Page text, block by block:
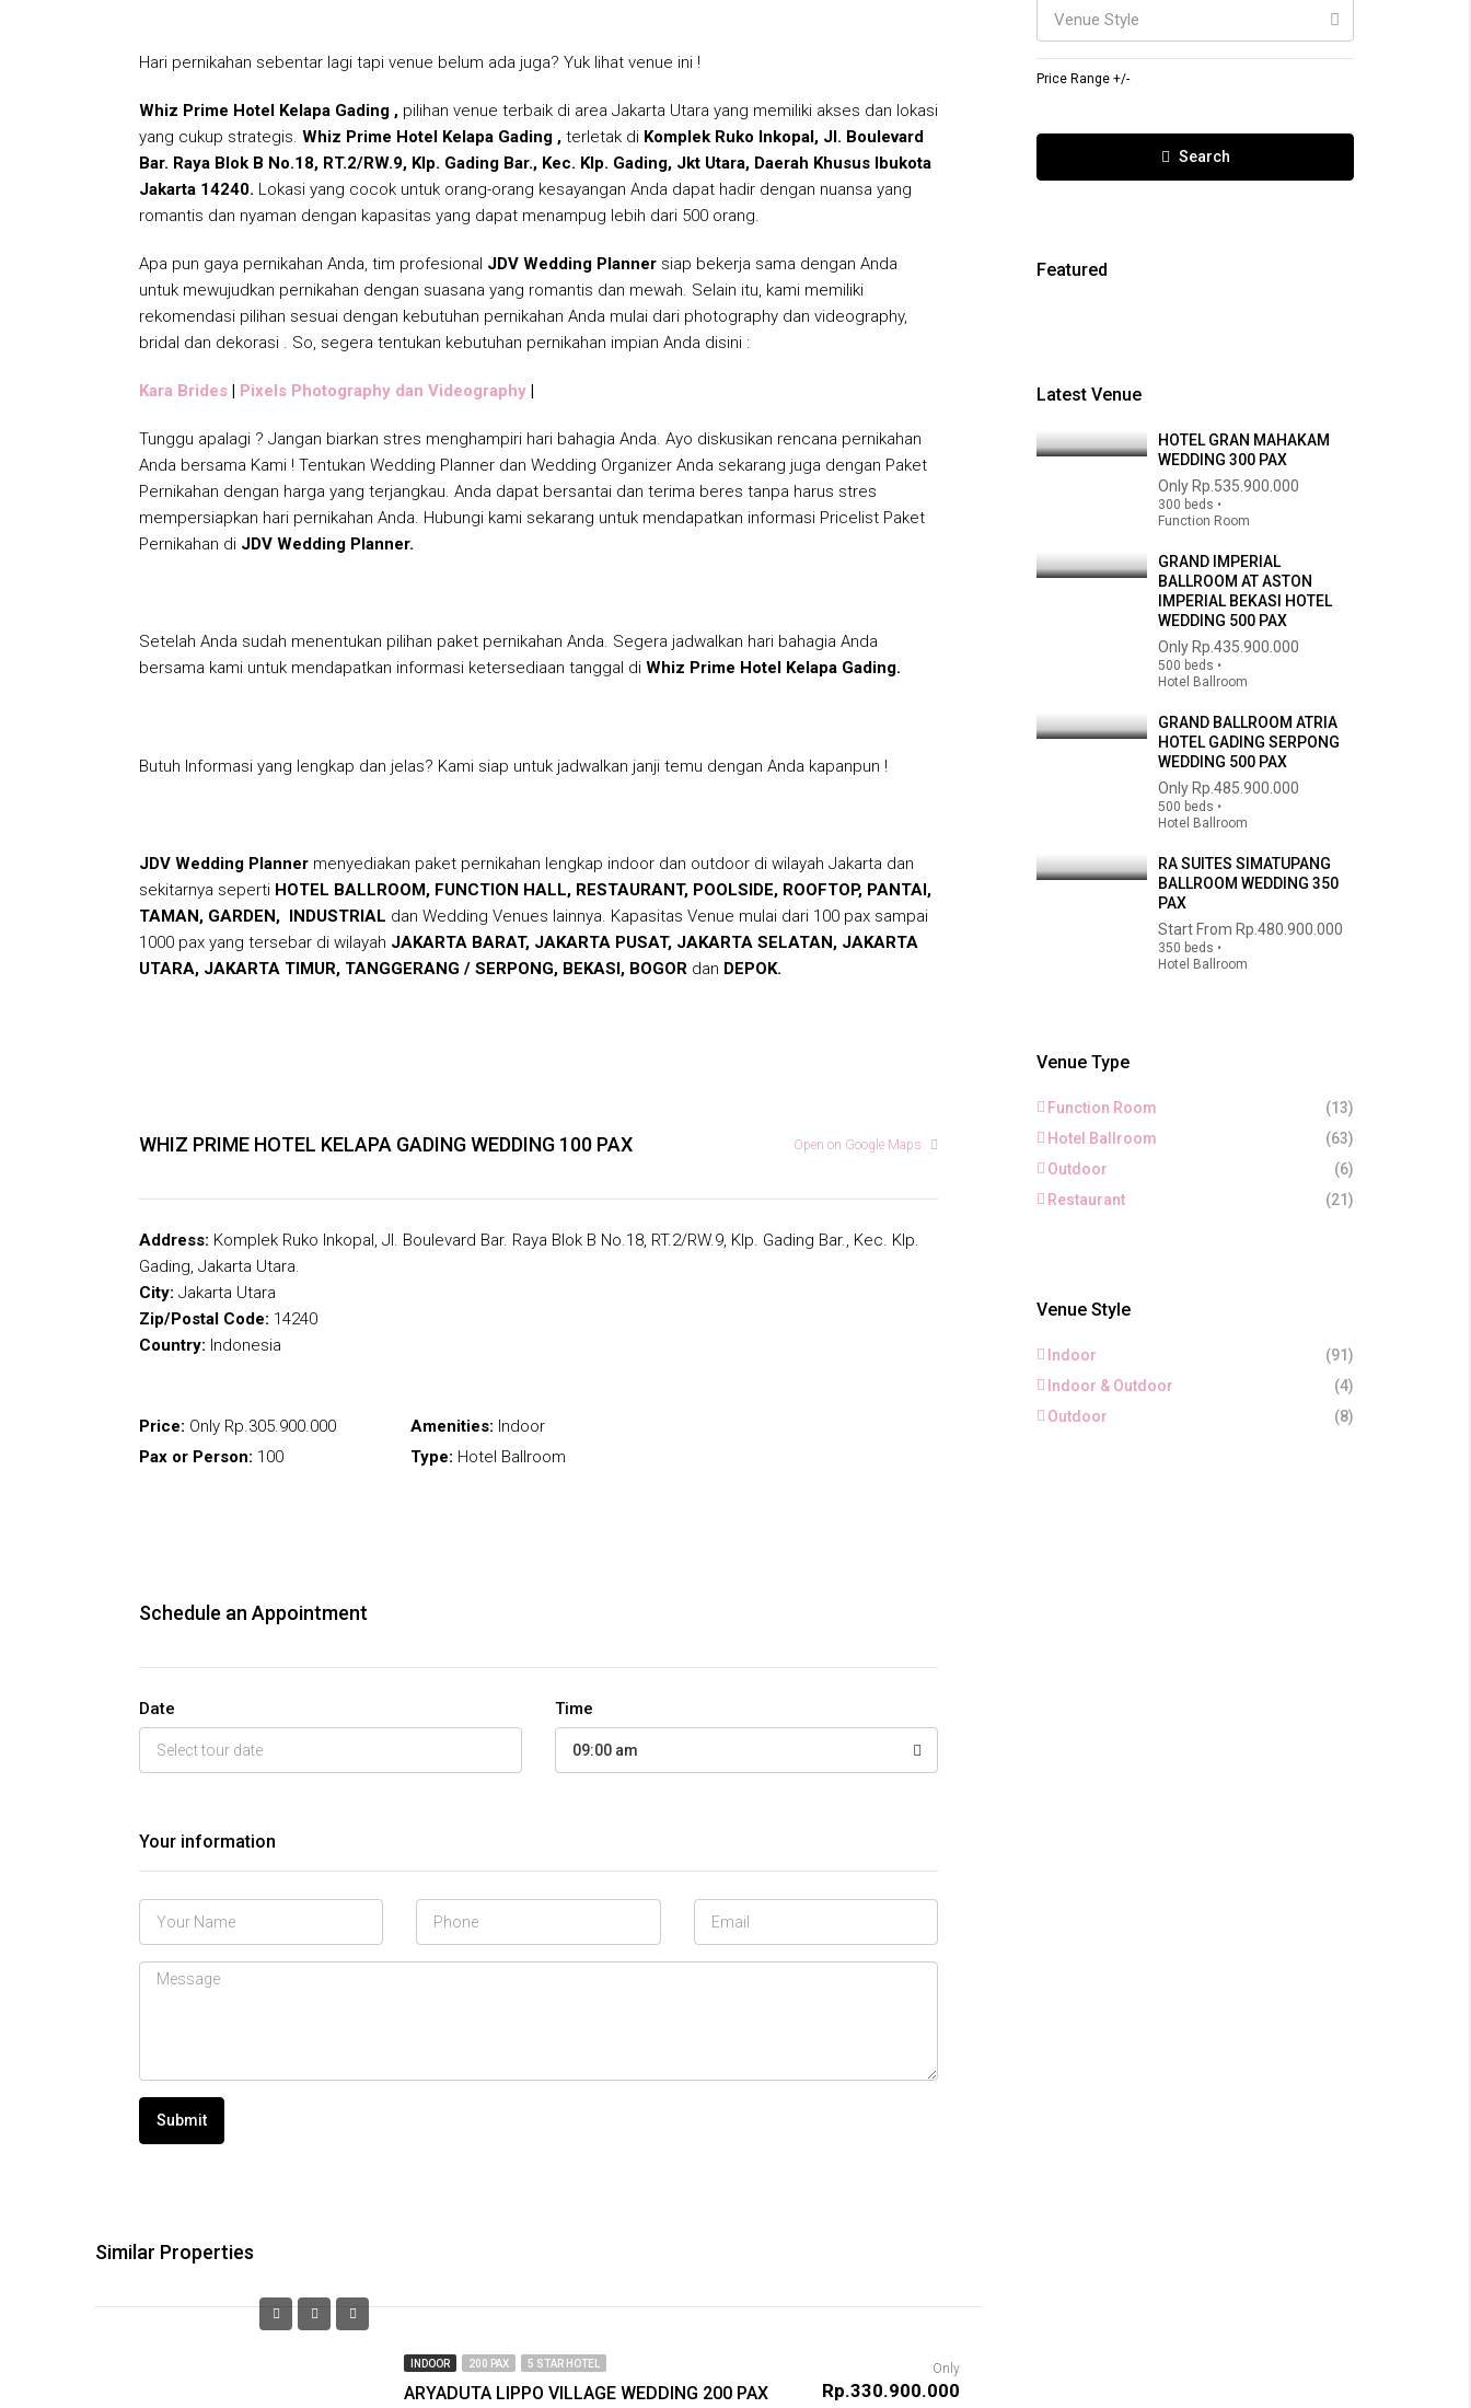
Hari pernikahan sebentar lagi tapi venue belum ada juga? Yuk lihat venue ini !
Whiz Prime Hotel Kelapa Gading , pilihan venue terbaik di area Jakarta Utara yang memiliki akses dan lokasi
yang cukup strategis. Whiz Prime Hotel Kelapa Gading , terletak di Komplek Ruko Inkopal, Jl. Boulevard
Bar. Raya Blok B No.18, RT.2/RW.9, Klp. Gading Bar., Kec. Klp. Gading, Jkt Utara, Daerah Khusus Ibukota
Jakarta 14240. Lokasi yang cocok untuk orang-orang kesayangan Anda dapat hadir dengan nuansa yang
romantis dan nyaman dengan kapasitas yang dapat menampug lebih dari 500 orang.
Apa pun gaya pernikahan Anda, tim profesional JDV Wedding Planner siap bekerja sama dengan Anda
untuk mewujudkan pernikahan dengan suasana yang romantis dan mewah. Selain itu, kami memiliki
rekomendasi pilihan sesuai dengan kebutuhan pernikahan Anda mulai dari photography dan videography,
bridal dan dekorasi . So, segera tentukan kebutuhan pernikahan impian Anda disini :
Kara Brides | Pixels Photography dan Videography |
Tunggu apalagi ? Jangan biarkan stres menghampiri hari bahagia Anda. Ayo diskusikan rencana pernikahan
Anda bersama Kami ! Tentukan Wedding Planner dan Wedding Organizer Anda sekarang juga dengan Paket
Pernikahan dengan harga yang terjangkau. Anda dapat bersantai dan terima beres tanpa harus stres
mempersiapkan hari pernikahan Anda. Hubungi kami sekarang untuk mendapatkan informasi Pricelist Paket
Pernikahan di JDV Wedding Planner.
Setelah Anda sudah menentukan pilihan paket pernikahan Anda. Segera jadwalkan hari bahagia Anda
bersama kami untuk mendapatkan informasi ketersediaan tanggal di Whiz Prime Hotel Kelapa Gading.
Butuh Informasi yang lengkap dan jelas? Kami siap untuk jadwalkan janji temu dengan Anda kapanpun !
JDV Wedding Planner menyediakan paket pernikahan lengkap indoor dan outdoor di wilayah Jakarta dan
sekitarnya seperti HOTEL BALLROOM, FUNCTION HALL, RESTAURANT, POOLSIDE, ROOFTOP, PANTAI,
TAMAN, GARDEN, INDUSTRIAL dan Wedding Venues lainnya. Kapasitas Venue mulai dari 100 pax sampai
1000 pax yang tersebar di wilayah JAKARTA BARAT, JAKARTA PUSAT, JAKARTA SELATAN, JAKARTA
UTARA, JAKARTA TIMUR, TANGGERANG / SERPONG, BEKASI, BOGOR dan DEPOK.
WHIZ PRIME HOTEL KELAPA GADING WEDDING 100 PAX Open on Google Maps
Address: Komplek Ruko Inkopal, Jl. Boulevard Bar. Raya Blok B No.18, RT.2/RW.9, Klp. Gading Bar., Kec. Klp.
Gading, Jakarta Utara.
City: Jakarta Utara
Zip/Postal Code: 14240
Country: Indonesia
Price: Only Rp.305.900.000
Pax or Person: 100
Amenities: Indoor
Type: Hotel Ballroom
Schedule an Appointment
Date Time
09:00 am
Your information
Submit
Similar Properties
INDOOR 200 PAX 5 STAR HOTEL
ARYADUTA LIPPO VILLAGE WEDDING 200 PAX
Only
Rp.330.900.000
Venue Style
Price Range +/-
Search
Featured
Latest Venue
HOTEL GRAN MAHAKAM
WEDDING 300 PAX
Only Rp.535.900.000
300 beds •
Function Room
GRAND IMPERIAL
BALLROOM AT ASTON
IMPERIAL BEKASI HOTEL
WEDDING 500 PAX
Only Rp.435.900.000
500 beds •
Hotel Ballroom
GRAND BALLROOM ATRIA
HOTEL GADING SERPONG
WEDDING 500 PAX
Only Rp.485.900.000
500 beds •
Hotel Ballroom
RA SUITES SIMATUPANG
BALLROOM WEDDING 350
PAX
Start From Rp.480.900.000
350 beds •
Hotel Ballroom
Venue Type
Function Room
(13)
Hotel Ballroom
(63)
Outdoor
(6)
Restaurant
(21)
Venue Style
Indoor
(91)
Indoor & Outdoor
(4)
Outdoor
(8)